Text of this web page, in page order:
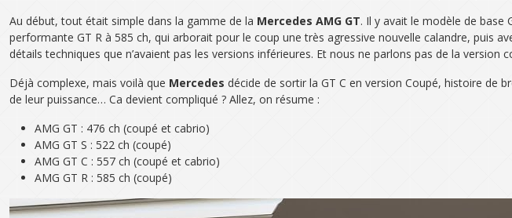
Au début, tout était simple dans la gamme de la Mercedes AMG GT. Il y avait le modèle de base
performante GT R à 585 ch, qui arborait pour le coup une très agressive nouvelle calandre, puis
détails techniques que n’avaient pas les versions inférieures. Et nous ne parlons pas de la version
Déjà complexe, mais voilà que Mercedes décide de sortir la GT C en version Coupé, histoire de
de leur puissance… Ca devient compliqué ? Allez, on résume :
AMG GT : 476 ch (coupé et cabrio)
AMG GT S : 522 ch (coupé)
AMG GT C : 557 ch (coupé et cabrio)
AMG GT R : 585 ch (coupé)